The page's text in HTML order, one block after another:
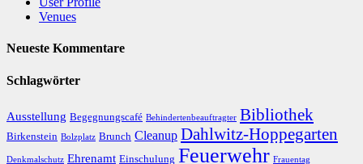
Venues
Neueste Kommentare
Schlagwörter
Ausstellung Begegnungscafé Behindertenbeauftragter Bibliothek
Birkenstein Bolzplatz Brunch Cleanup Dahlwitz-Hoppegarten
Denkmalschutz Ehrenamt Einschulung Feuerwehr Frauentag